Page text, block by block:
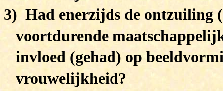
3) Had enerzijds de ontzuiling
voortdurende
invloed (gehad) op
vrouwelijkheid?